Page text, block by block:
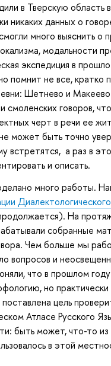
в Тверскую
никаких данных о
много выяснить о
модальности
экспедиция в
помнит не все,
Шетнево и
смоленских говоров,
черт в речи ее
может быть точно
встретятся, а раз в
и описать.
много работы.
На
собранные
Чем больше мы
вопросов и
что в прошлом
но
цель
Атласе Русского
быть может, что-то
в этой